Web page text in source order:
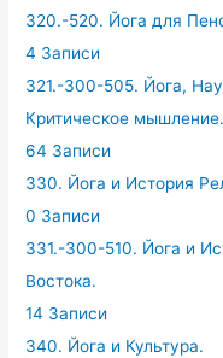
320.-520. Йога для
4 Записи
321.-300-505. Йога,
Критическое мышление.
64 Записи
330. Йога и История
0 Записи
331.-300-510. Йога и
Востока.
14 Записи
340. Йога и Культура.